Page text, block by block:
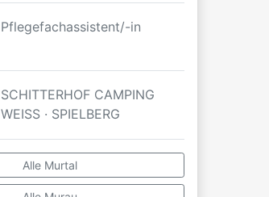
Pflegefachassistent/-in
SCHITTERHOF CAMPING
WEISS · SPIELBERG
Alle Murtal